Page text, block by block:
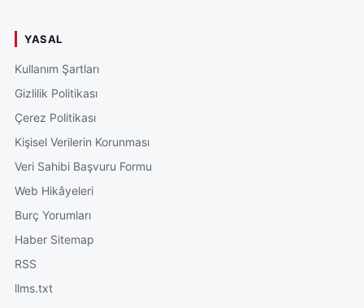
YASAL
Kullanım Şartları
Gizlilik Politikası
Çerez Politikası
Kişisel Verilerin Korunması
Veri Sahibi Başvuru Formu
Web Hikâyeleri
Burç Yorumları
Haber Sitemap
RSS
llms.txt